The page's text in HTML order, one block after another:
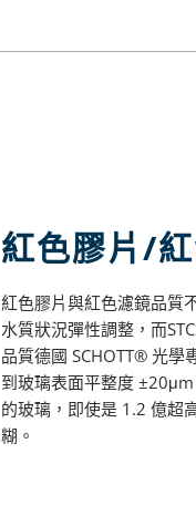
紅色膠片/
紅色膠片與紅色濾鏡品質
水質狀況彈性調整，而
品質德國 SCHOTT® 光學
到玻璃表面平整度
的玻璃，即使是 1.2 億超
糊。